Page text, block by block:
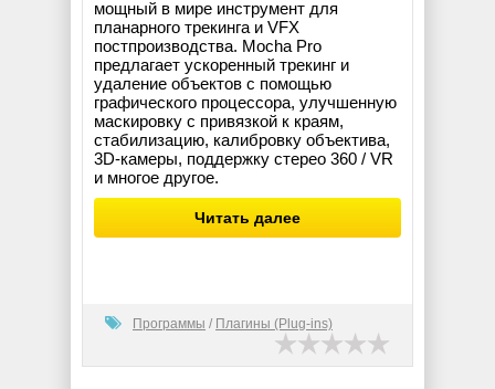
мощный в мире инструмент для
планарного трекинга и VFX
постпроизводства. Mocha Pro
предлагает ускоренный трекинг и
удаление объектов с помощью
графического процессора, улучшенную
маскировку с привязкой к краям,
стабилизацию, калибровку объектива,
3D-камеры, поддержку стерео 360 / VR
и многое другое.
Читать далее
Программы / Плагины (Plug-ins)